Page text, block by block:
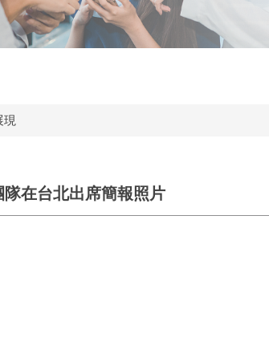
現
隊在台北出席簡報照片